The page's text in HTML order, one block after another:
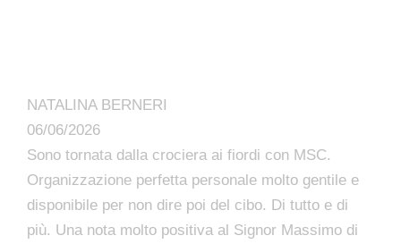
NATALINA BERNERI
06/06/2026
Sono tornata dalla crociera ai fiordi con MSC.
Organizzazione perfetta personale molto gentile e
disponibile per non dire poi del cibo. Di tutto e di
più. Una nota molto positiva al Signor Massimo di